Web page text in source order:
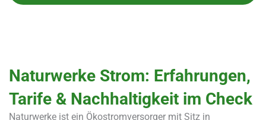
Naturwerke Strom: Erfahrungen,
Tarife & Nachhaltigkeit im Check
Naturwerke ist ein Ökostromversorger mit Sitz in